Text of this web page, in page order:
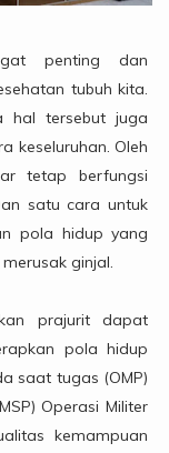
penting dan
tubuh kita.
hal tersebut juga
keseluruhan. Oleh
tetap berfungsi
satu cara untuk
pola hidup yang
ginjal.
prajurit dapat
pola hidup
saat tugas (OMP)
Operasi Militer
kemampuan